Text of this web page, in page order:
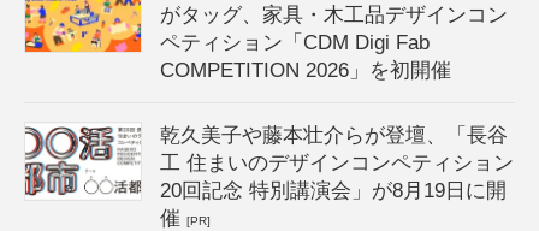
がタッグ、家具・木工品デザインコン
ペティション「CDM Digi Fab
COMPETITION 2026」を初開催
乾久美子や藤本壮介らが登壇、「長谷
工 住まいのデザインコンペティション
20回記念 特別講演会」が8月19日に開
催[PR]